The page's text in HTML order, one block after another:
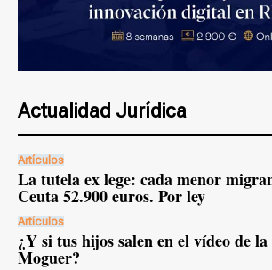
Actualidad Jurídica
Artículos
La tutela ex lege: cada menor migrante le cuesta a
Ceuta 52.900 euros. Por ley
Artículos
¿Y si tus hijos salen en el vídeo de la agresión de
Moguer?